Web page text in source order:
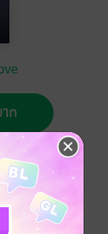
ท
แชร์